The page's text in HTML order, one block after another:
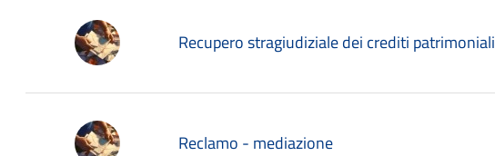
Recupero stragiudiziale dei crediti patrimoniali
Reclamo - mediazione